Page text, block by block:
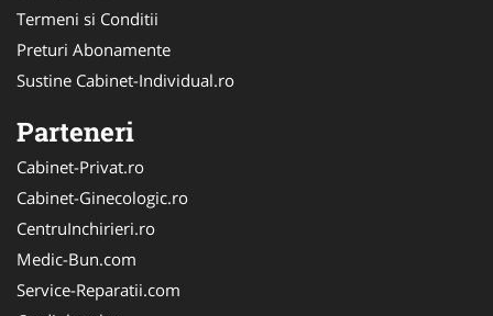
Termeni si Conditii
Preturi Abonamente
Sustine Cabinet-Individual.ro
Parteneri
Cabinet-Privat.ro
Cabinet-Ginecologic.ro
CentruInchirieri.ro
Medic-Bun.com
Service-Reparatii.com